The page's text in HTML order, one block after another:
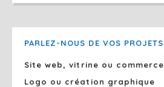
PARLEZ-NOUS DE VOS PROJETS
Site web, vitrine ou commerce
Logo ou création graphique